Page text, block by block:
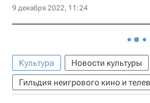
9 декабря 2022, 11:24
Культура Новости культуры
Гильдия неигрового кино и